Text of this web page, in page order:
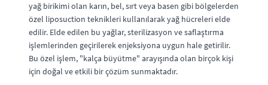
yağ birikimi olan karın, bel, sırt veya basen gibi bölgelerden
özel liposuction teknikleri kullanılarak yağ hücreleri elde
edilir. Elde edilen bu yağlar, sterilizasyon ve saflaştırma
işlemlerinden geçirilerek enjeksiyona uygun hale getirilir.
Bu özel işlem, "kalça büyütme" arayışında olan birçok kişi
için doğal ve etkili bir çözüm sunmaktadır.